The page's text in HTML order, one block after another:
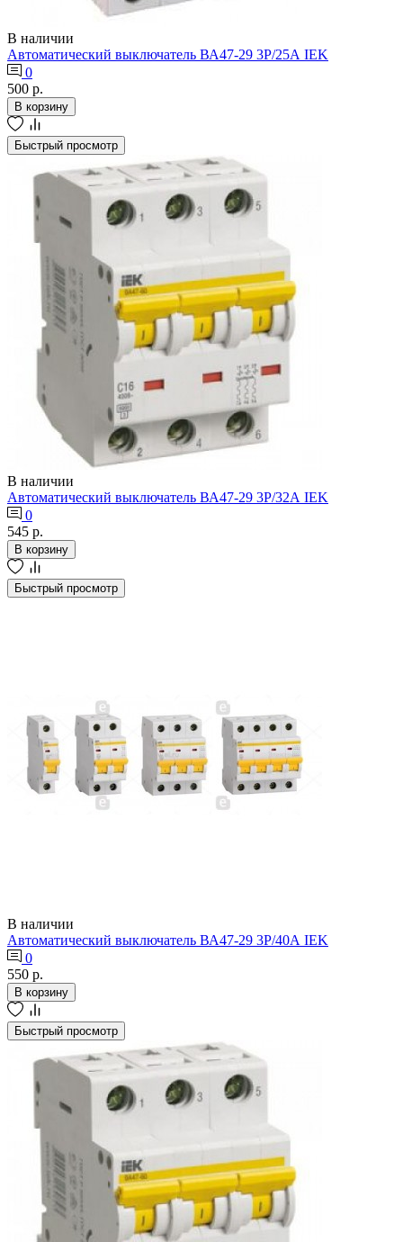
В наличии
Автоматический выключатель ВА47-29 3Р/25А IEK
0
500 р.
В корзину
Быстрый просмотр
В наличии
Автоматический выключатель ВА47-29 3Р/32А IEK
0
545 р.
В корзину
Быстрый просмотр
В наличии
Автоматический выключатель ВА47-29 3Р/40А IEK
0
550 р.
В корзину
Быстрый просмотр